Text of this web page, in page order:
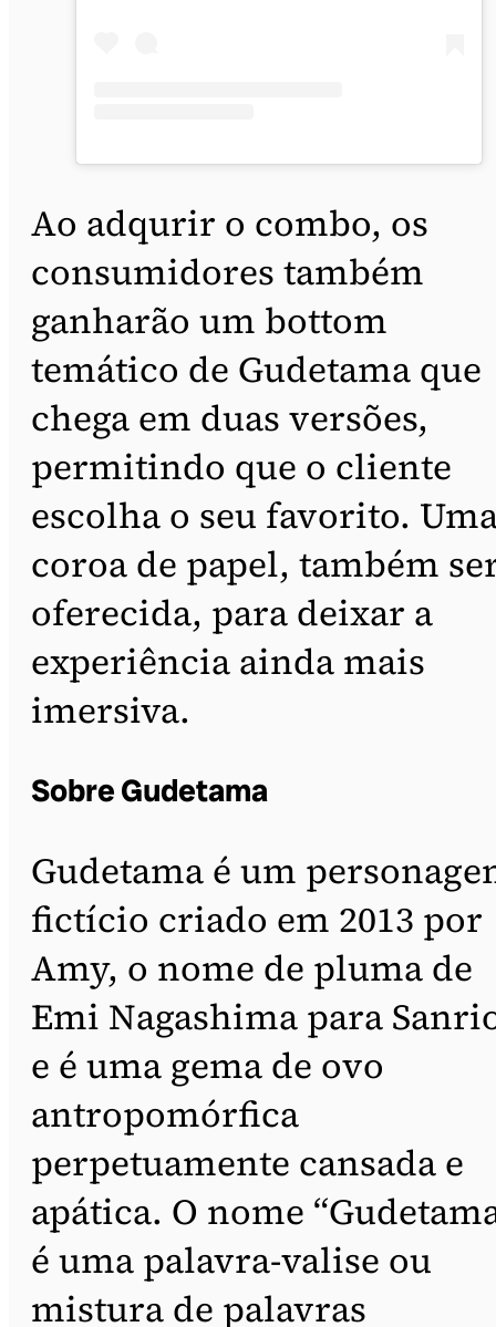
Ao adqurir o combo, os
consumidores também
ganharão um bottom
temático de Gudetama que
chega em duas versões,
permitindo que o cliente
escolha o seu favorito.
coroa de papel, também
oferecida, para deixar a
experiência ainda mais
imersiva.
Sobre Gudetama
Gudetama é um
fictício criado em 2013 por
Amy, o nome de pluma de
Emi Nagashima para
e é uma gema de ovo
antropomórfica
perpetuamente cansada e
apática. O nome
é uma palavra-valise ou
mistura de palavras